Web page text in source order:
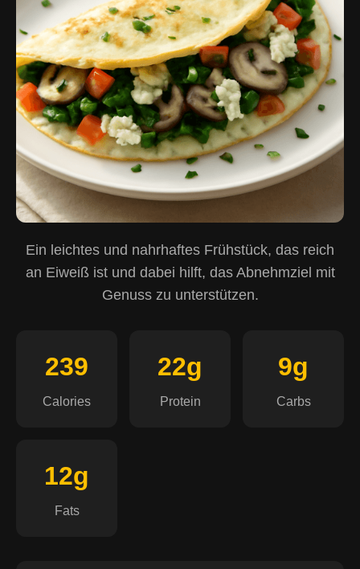
Ein leichtes und nahrhaftes Frühstück, das reich
an Eiweiß ist und dabei hilft, das Abnehmziel mit
Genuss zu unterstützen.
239
Calories
22g
Protein
9g
Carbs
12g
Fats